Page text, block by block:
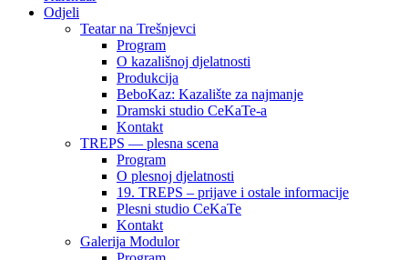
Odjeli
Teatar na Trešnjevci
Program
O kazališnoj djelatnosti
Produkcija
BeboKaz: Kazalište za najmanje
Dramski studio CeKaTe-a
Kontakt
TREPS — plesna scena
Program
O plesnoj djelatnosti
19. TREPS – prijave i ostale informacije
Plesni studio CeKaTe
Kontakt
Galerija Modulor